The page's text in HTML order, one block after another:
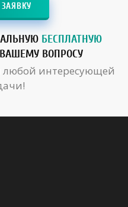
БЕСПЛАТНУЮ
ВОПРОСУ
интересующей